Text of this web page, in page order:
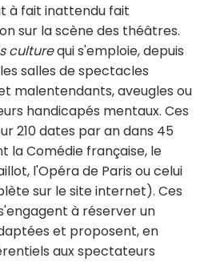
à fait inattendu fait
sur la scène des théâtres.
culturequi s'emploie, depuis
salles de spectacles
malentendants, aveugles ou
handicapés mentaux. Ces
210 dates par an dans 45
la Comédie française, le
l'Opéra de Paris ou celui
sur le site internet). Ces
à réserver un
et proposent, en
aux spectateurs